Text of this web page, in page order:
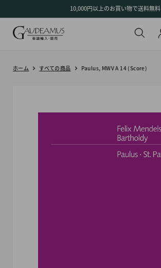
ン
10,000円以上のお買い物で送料無料
ホーム すべての商品 Paulus, MWV A 14 (Score)